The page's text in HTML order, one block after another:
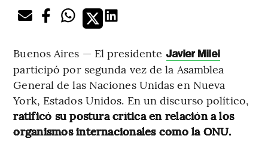
Buenos Aires — El presidente Javier Milei
participó por segunda vez de la Asamblea
General de las Naciones Unidas en Nueva
York, Estados Unidos. En un discurso político,
ratificó su postura crítica en relación a los
organismos internacionales como la ONU.